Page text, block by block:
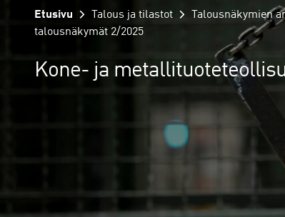
Etusivu Talous ja tilastot Talousnäkymien
talousnäkymät 2/2025
Kone- ja